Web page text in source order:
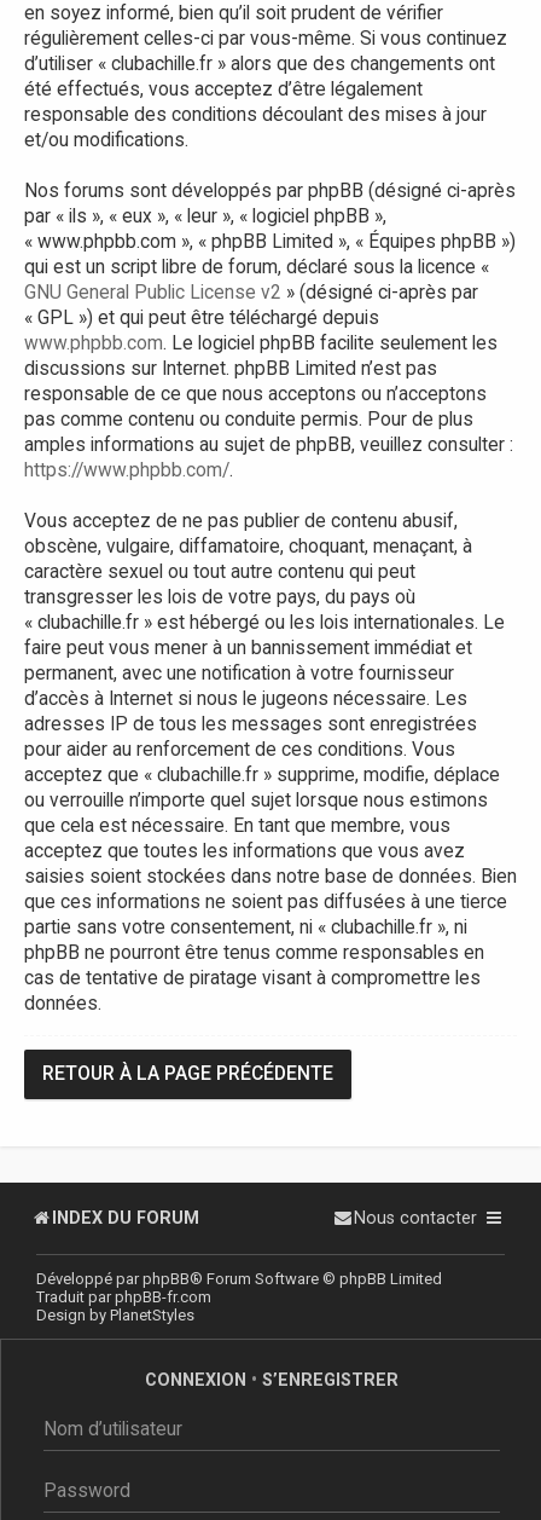
en soyez informé, bien qu’il soit prudent de vérifier
régulièrement celles-ci par vous-même. Si vous continuez
d’utiliser « clubachille.fr » alors que des changements ont
été effectués, vous acceptez d’être légalement
responsable des conditions découlant des mises à jour
et/ou modifications.
Nos forums sont développés par phpBB (désigné ci-après
par « ils », « eux », « leur », « logiciel phpBB »,
« www.phpbb.com », « phpBB Limited », « Équipes phpBB »)
qui est un script libre de forum, déclaré sous la licence «
GNU General Public License v2 » (désigné ci-après par
« GPL ») et qui peut être téléchargé depuis
www.phpbb.com. Le logiciel phpBB facilite seulement les
discussions sur Internet. phpBB Limited n’est pas
responsable de ce que nous acceptons ou n’acceptons
pas comme contenu ou conduite permis. Pour de plus
amples informations au sujet de phpBB, veuillez consulter :
https://www.phpbb.com/.
Vous acceptez de ne pas publier de contenu abusif,
obscène, vulgaire, diffamatoire, choquant, menaçant, à
caractère sexuel ou tout autre contenu qui peut
transgresser les lois de votre pays, du pays où
« clubachille.fr » est hébergé ou les lois internationales. Le
faire peut vous mener à un bannissement immédiat et
permanent, avec une notification à votre fournisseur
d’accès à Internet si nous le jugeons nécessaire. Les
adresses IP de tous les messages sont enregistrées
pour aider au renforcement de ces conditions. Vous
acceptez que « clubachille.fr » supprime, modifie, déplace
ou verrouille n’importe quel sujet lorsque nous estimons
que cela est nécessaire. En tant que membre, vous
acceptez que toutes les informations que vous avez
saisies soient stockées dans notre base de données. Bien
que ces informations ne soient pas diffusées à une tierce
partie sans votre consentement, ni « clubachille.fr », ni
phpBB ne pourront être tenus comme responsables en
cas de tentative de piratage visant à compromettre les
données.
RETOUR À LA PAGE PRÉCÉDENTE
INDEX DU FORUM Nous contacter
Développé parphpBB® Forum Software © phpBB Limited
Traduit parphpBB-fr.com
Design by PlanetStyles
CONNEXION • S’ENREGISTRER